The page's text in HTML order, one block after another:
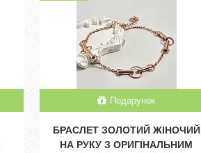
Подарунок
БРАСЛЕТ ЗОЛОТИЙ ЖІНОЧИЙ
НА РУКУ З ОРИГІНАЛЬНИМ